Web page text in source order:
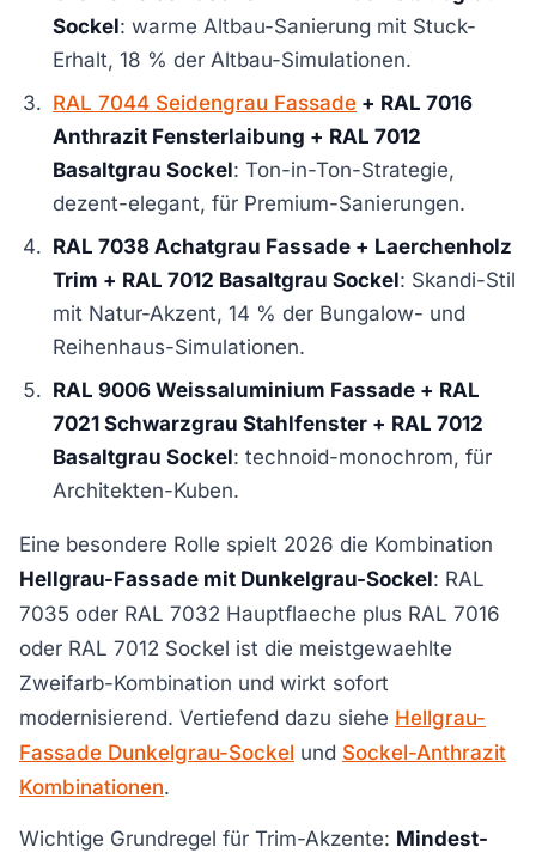
Sockel: warme Altbau-Sanierung mit Stuck-
Erhalt, 18 % der Altbau-Simulationen.
RAL 7044 Seidengrau Fassade + RAL 7016
Anthrazit Fensterlaibung + RAL 7012
Basaltgrau Sockel: Ton-in-Ton-Strategie,
dezent-elegant, für Premium-Sanierungen.
RAL 7038 Achatgrau Fassade + Laerchenholz
Trim + RAL 7012 Basaltgrau Sockel: Skandi-Stil
mit Natur-Akzent, 14 % der Bungalow- und
Reihenhaus-Simulationen.
RAL 9006 Weissaluminium Fassade + RAL
7021 Schwarzgrau Stahlfenster + RAL 7012
Basaltgrau Sockel: technoid-monochrom, für
Architekten-Kuben.
Eine besondere Rolle spielt 2026 die Kombination
Hellgrau-Fassade mit Dunkelgrau-Sockel: RAL
7035 oder RAL 7032 Hauptflaeche plus RAL 7016
oder RAL 7012 Sockel ist die meistgewaehlte
Zweifarb-Kombination und wirkt sofort
modernisierend. Vertiefend dazu siehe Hellgrau-
Fassade Dunkelgrau-Sockel und Sockel-Anthrazit
Kombinationen.
Wichtige Grundregel für Trim-Akzente: Mindest-